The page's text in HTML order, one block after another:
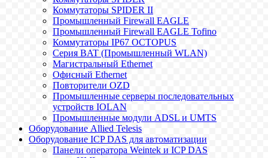
Коммутаторы SPIDER II
Промышленный Firewall EAGLE
Промышленный Firewall EAGLE Tofino
Коммутаторы IP67 OCTOPUS
Серия BAT (Промышленный WLAN)
Магистральный Ethernet
Офисный Ethernet
Повторители OZD
Промышленные серверы последовательных
устройств IOLAN
Промышленные модули ADSL и UMTS
Оборудование Allied Telesis
Оборудование ICP DAS для автоматизации
Панели оператора Weintek и ICP DAS